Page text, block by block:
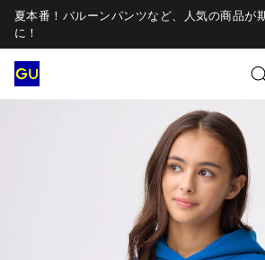
夏本番！バルーンパンツなど、人気の商品が
に！